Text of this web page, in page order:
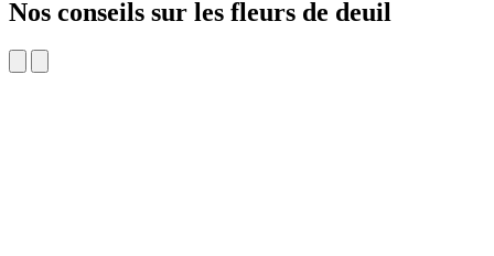
Nos conseils sur les fleurs de deuil